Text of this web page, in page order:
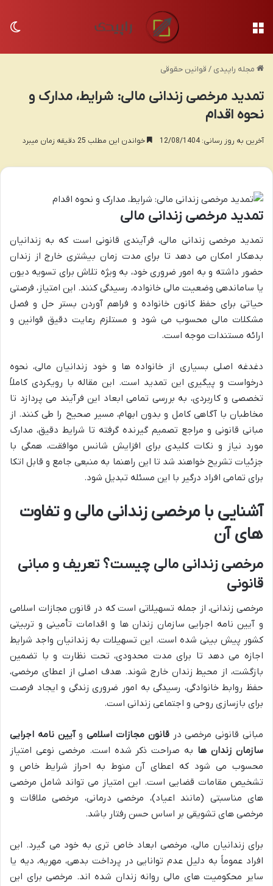
مجله راپیدی / قوانین حقوقی
تمدید مرخصی زندانی مالی: شرایط، مدارک و
نحوه اقدام
آخرین به روز رسانی: 12/08/1404 خواندن این مطلب 25 دقیقه زمان میبرد
تمدید مرخصی زندانی مالی
تمدید مرخصی زندانی مالی، فرآیندی قانونی است که به زندانیان
بدهکار امکان می دهد تا برای مدت زمان بیشتری خارج از زندان
حضور داشته و به امور ضروری خود، به ویژه تلاش برای تسویه دیون
یا ساماندهی وضعیت مالی خانواده، رسیدگی کنند. این امتیاز، فرصتی
حیاتی برای حفظ کانون خانواده و فراهم آوردن بستر حل و فصل
مشکلات مالی محسوب می شود و مستلزم رعایت دقیق قوانین و
ارائه مستندات موجه است.
دغدغه اصلی بسیاری از خانواده ها و خود زندانیان مالی، نحوه
درخواست و پیگیری این تمدید است. این مقاله با رویکردی کاملاً
تخصصی و کاربردی، به بررسی تمامی ابعاد این فرآیند می پردازد تا
مخاطبان با آگاهی کامل و بدون ابهام، مسیر صحیح را طی کنند. از
مبانی قانونی و مراجع تصمیم گیرنده گرفته تا شرایط دقیق، مدارک
مورد نیاز و نکات کلیدی برای افزایش شانس موافقت، همگی با
جزئیات تشریح خواهند شد تا این راهنما به منبعی جامع و قابل اتکا
برای تمامی افراد درگیر با این مسئله تبدیل شود.
آشنایی با مرخصی زندانی مالی و تفاوت
های آن
مرخصی زندانی مالی چیست؟ تعریف و مبانی
قانونی
مرخصی زندانی، از جمله تسهیلاتی است که در قانون مجازات اسلامی
و آیین نامه اجرایی سازمان زندان ها و اقدامات تأمینی و تربیتی
کشور پیش بینی شده است. این تسهیلات به زندانیان واجد شرایط
اجازه می دهد تا برای مدت محدودی، تحت نظارت و با تضمین
بازگشت، از محیط زندان خارج شوند. هدف اصلی از اعطای مرخصی،
حفظ روابط خانوادگی، رسیدگی به امور ضروری زندگی و ایجاد فرصت
برای بازسازی روحی و اجتماعی زندانی است.
مبانی قانونی مرخصی درقانون مجازات اسلامیوآیین نامه اجرایی
سازمان زندان ها به صراحت ذکر شده است. مرخصی نوعی امتیاز
محسوب می شود که اعطای آن منوط به احراز شرایط خاص و
تشخیص مقامات قضایی است. این امتیاز می تواند شامل مرخصی
های مناسبتی (مانند اعیاد)، مرخصی درمانی، مرخصی ملاقات و
مرخصی های تشویقی بر اساس حسن رفتار باشد.
برای زندانیان مالی، مرخصی ابعاد خاص تری به خود می گیرد. این
افراد عموماً به دلیل عدم توانایی در پرداخت بدهی، مهریه، دیه یا
سایر محکومیت های مالی روانه زندان شده اند. مرخصی برای این